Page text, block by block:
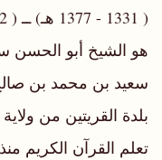
( 1331 - 1377 هـ) ــ ( 1912 - 1957 م) -
هو الشيخ أبو الحسن
بلدة القريتين من
تعلم القرآن الكريم